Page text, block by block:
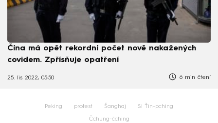
Čína má opět rekordní počet nově nakažených
covidem. Zpřísňuje opatření
25. lis 2022, 05:50 6 min čtení
Peking protest Šanghaj Si Ťin-pching
Čchung-čching